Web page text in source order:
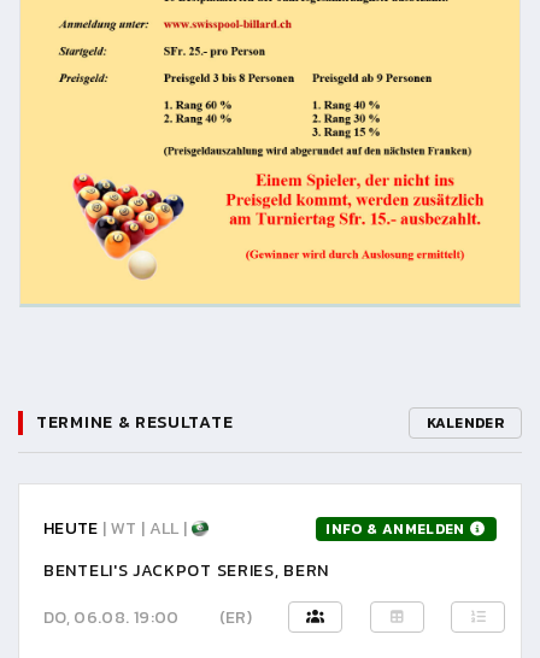
TERMINE & RESULTATE KALENDER
HEUTE | WT | ALL | INFO & ANMELDEN
BENTELI'S JACKPOT SERIES, BERN
DO, 06.08. 19:00
(ER)